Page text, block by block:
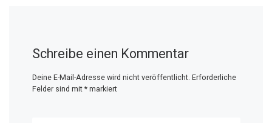
Schreibe einen Kommentar
Deine E-Mail-Adresse wird nicht veröffentlicht. Erforderliche
Felder sind mit *markiert